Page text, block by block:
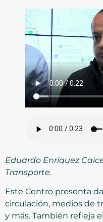
Eduardo Enríquez
Transporte.
Este Centro presenta
circulación, medios de
y más. También refleja